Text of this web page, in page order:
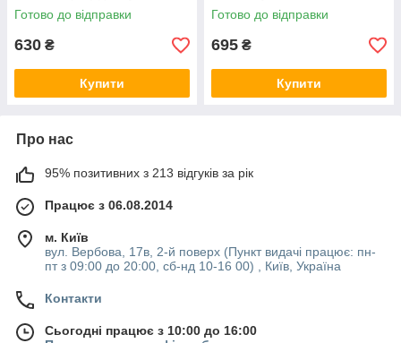
комбайна Gorenje 871248
Готово до відправки
630 ₴
Купити
Готово до відправки
695 ₴
Купити
Про нас
95% позитивних з 213 відгуків за рік
Працює з 06.08.2014
м. Київ
вул. Вербова, 17в, 2-й поверх (Пункт видачі працює: пн-
пт з 09:00 до 20:00, сб-нд 10-16 00) , Київ, Україна
Контакти
Сьогодні працює з 10:00 до 16:00